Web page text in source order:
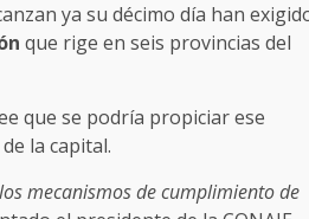
ya su décimo día han
que rige en seis provincias del
que se podría propiciar ese
la capital.
mecanismos de cumplimiento de